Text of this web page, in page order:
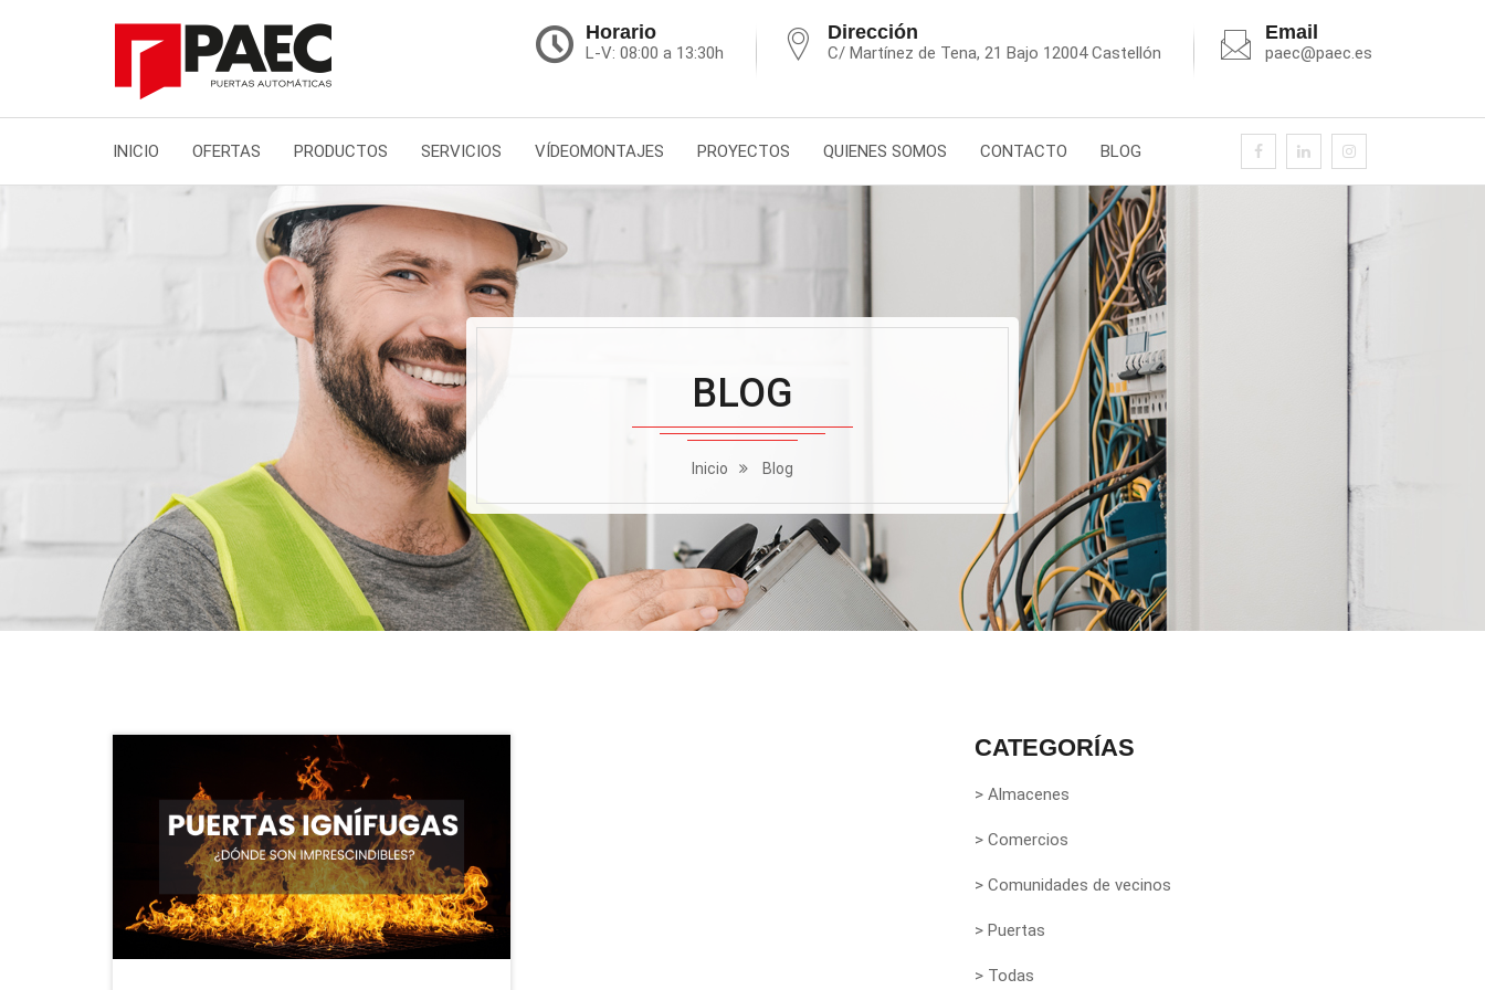
Horario
L-V: 08:00 a 13:30h
Dirección
C/ Martínez de Tena, 21 Bajo 12004 Castellón
Email
paec@paec.es
INICIO OFERTAS PRODUCTOS SERVICIOS VÍDEOMONTAJES PROYECTOS QUIENES SOMOS CONTACTO BLOG
BLOG
Inicio Blog
CATEGORÍAS
> Almacenes
> Comercios
> Comunidades de vecinos
> Puertas
> Todas